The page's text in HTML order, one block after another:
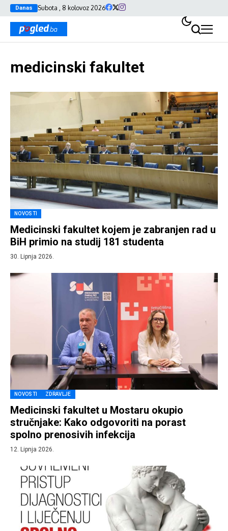
Danas Subota , 8 kolovoz 2026
medicinski fakultet
NOVOSTI
Medicinski fakultet kojem je zabranjen rad u
BiH primio na studij 181 studenta
30. Lipnja 2026.
NOVOSTI ZDRAVLJE
Medicinski fakultet u Mostaru okupio
stručnjake: Kako odgovoriti na porast
spolno prenosivih infekcija
12. Lipnja 2026.